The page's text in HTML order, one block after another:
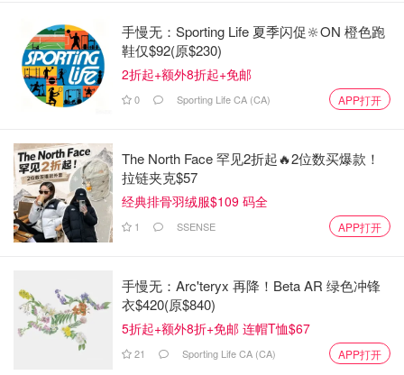
手慢无：Sporting Life 夏季闪促🔆ON 橙色跑
鞋仅$92(原$230)
2折起+额外8折起+免邮
0 Sporting Life CA (CA) APP打开
The North Face 罕见2折起🔥2位数买爆款！
拉链夹克$57
经典排骨羽绒服$109 码全
1 SSENSE APP打开
手慢无：Arc'teryx 再降！Beta AR 绿色冲锋
衣$420(原$840)
5折起+额外8折+免邮 连帽T恤$67
21 Sporting Life CA (CA) APP打开